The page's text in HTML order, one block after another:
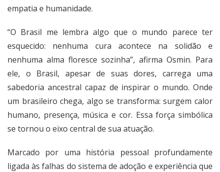
empatia e humanidade.
“O Brasil me lembra algo que o mundo parece ter
esquecido: nenhuma cura acontece na solidão e
nenhuma alma floresce sozinha”, afirma Osmin. Para
ele, o Brasil, apesar de suas dores, carrega uma
sabedoria ancestral capaz de inspirar o mundo. Onde
um brasileiro chega, algo se transforma: surgem calor
humano, presença, música e cor. Essa força simbólica
se tornou o eixo central de sua atuação.
Marcado por uma história pessoal profundamente
ligada às falhas do sistema de adoção e experiência que